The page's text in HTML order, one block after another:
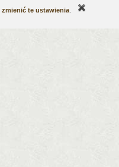
zmienić te ustawienia